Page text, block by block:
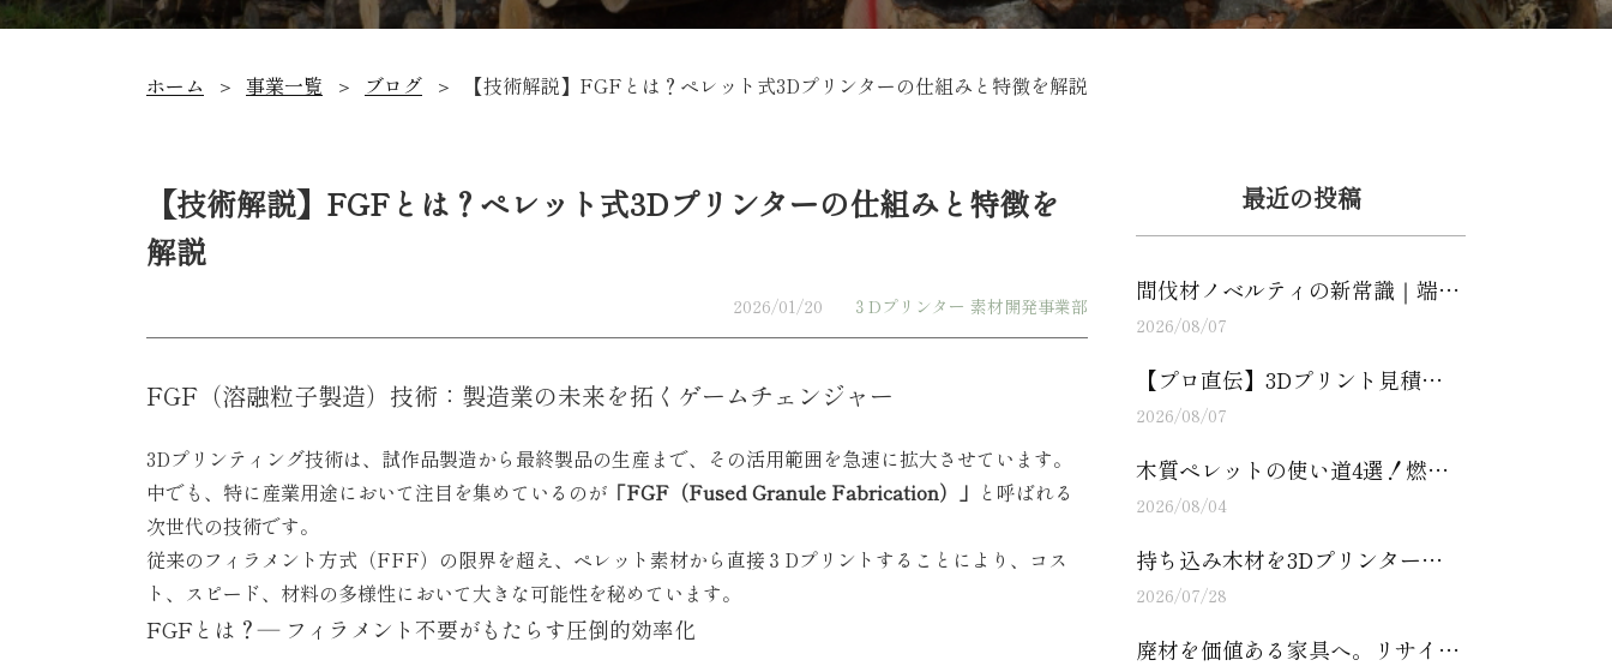
ホーム 事業一覧 ブログ 【技術解説】FGFとは？ペレット式3Dプリンターの仕組みと特徴を解説
【技術解説】FGFとは？ペレット式3Dプリンターの仕組みと特徴を
解説
2026/01/20 ３Dプリンター 素材開発事業部
FGF（溶融粒子製造）技術：製造業の未来を拓くゲームチェンジャー
3Dプリンティング技術は、試作品製造から最終製品の生産まで、その活用範囲を急速に拡大させています。
中でも、特に産業用途において注目を集めているのが 「FGF （Fused Granule Fabrication） 」 と呼ばれる
次世代の技術です。
従来のフィラメント方式（FFF）の限界を超え、ペレット素材から直接３ Dプリントすることにより、コス
ト、スピード、材料の多様性において大きな可能性を秘めています。
FGFとは？― フィラメント不要がもたらす圧倒的効率化
最近の投稿
間伐材ノベルティの新常識｜端…
2026/08/07
【プロ直伝】3Dプリント見積…
2026/08/07
木質ペレットの使い道4選！燃…
2026/08/04
持ち込み木材を3Dプリンター…
2026/07/28
廃材を価値ある家具へ。リサイ…